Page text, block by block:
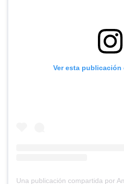
Ver esta publicación